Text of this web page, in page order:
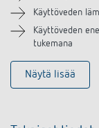
Käyttöveden
Käyttöveden
tukemana
Näytä lisää